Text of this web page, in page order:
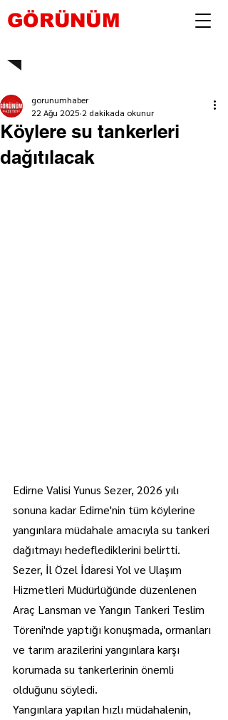
GÖRÜNÜM
Köylere su tankerleri
dağıtılacak
gorunumhaber
22 Ağu 2025 2 dakikada okunur
Edirne Valisi Yunus Sezer, 2026 yılı
sonuna kadar Edirne'nin tüm köylerine
yangınlara müdahale amacıyla su tankeri
dağıtmayı hedeflediklerini belirtti.
Sezer, İl Özel İdaresi Yol ve Ulaşım
Hizmetleri Müdürlüğünde düzenlenen
Araç Lansman ve Yangın Tankeri Teslim
Töreni'nde yaptığı konuşmada, ormanları
ve tarım arazilerini yangınlara karşı
korumada su tankerlerinin önemli
olduğunu söyledi.
Yangınlara yapılan hızlı müdahalenin,